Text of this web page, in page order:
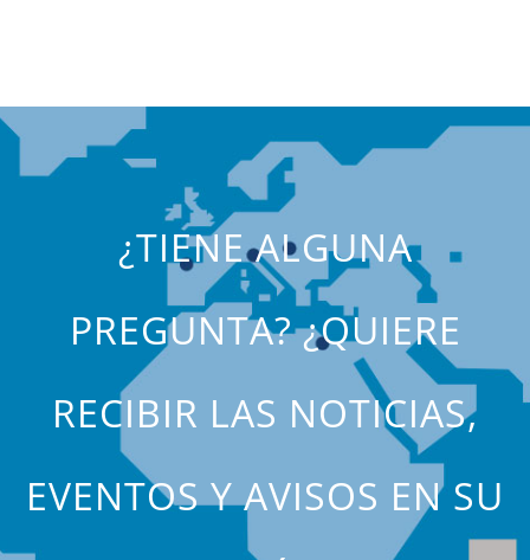
¿TIENE ALGUNA
PREGUNTA? ¿QUIERE
RECIBIR LAS NOTICIAS,
EVENTOS Y AVISOS EN SU